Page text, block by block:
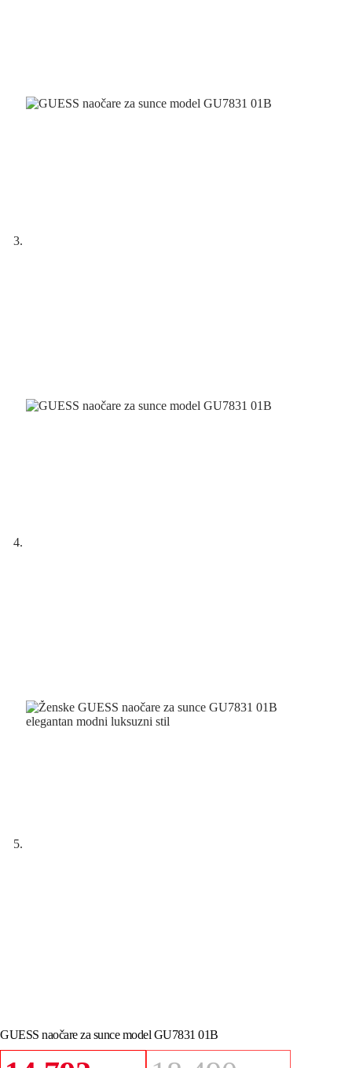
GUESS naočare za sunce model GU7831 01B